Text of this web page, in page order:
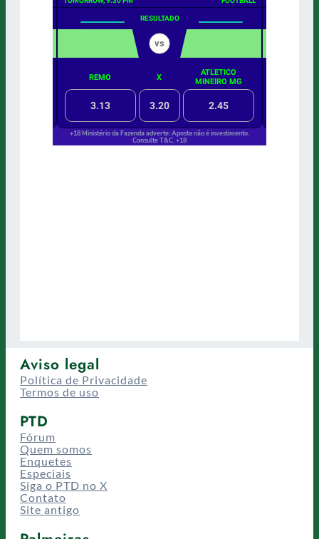
Aviso legal
Política de Privacidade
Termos de uso
PTD
Fórum
Quem somos
Enquetes
Especiais
Siga o PTD no X
Contato
Site antigo